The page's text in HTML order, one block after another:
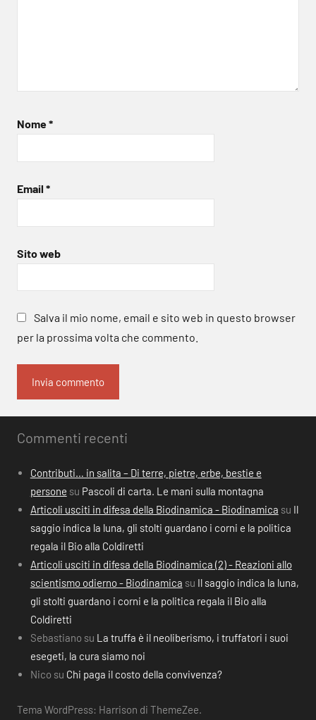
Nome*
Email *
Sito web
Salva il mio nome, email e sito web in questo browser
per la prossima volta che commento.
Commenti recenti
Contributi… in salita – Di terre, pietre, erbe, bestie e
persone su Pascoli di carta. Le mani sulla montagna
Articoli usciti in difesa della Biodinamica - Biodinamica su Il
saggio indica la luna, gli stolti guardano i corni e la politica
regala il Bio alla Coldiretti
Articoli usciti in difesa della Biodinamica (2) - Reazioni allo
scientismo odierno - Biodinamica su Il saggio indica la luna,
gli stolti guardano i corni e la politica regala il Bio alla
Coldiretti
Sebastiano su La truffa è il neoliberismo, i truffatori i suoi
esegeti, la cura siamo noi
Nico su Chi paga il costo della convivenza?
Tema WordPress: Harrison di ThemeZee.